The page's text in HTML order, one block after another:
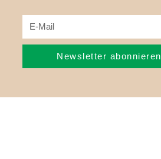
Newsletter abonnieren